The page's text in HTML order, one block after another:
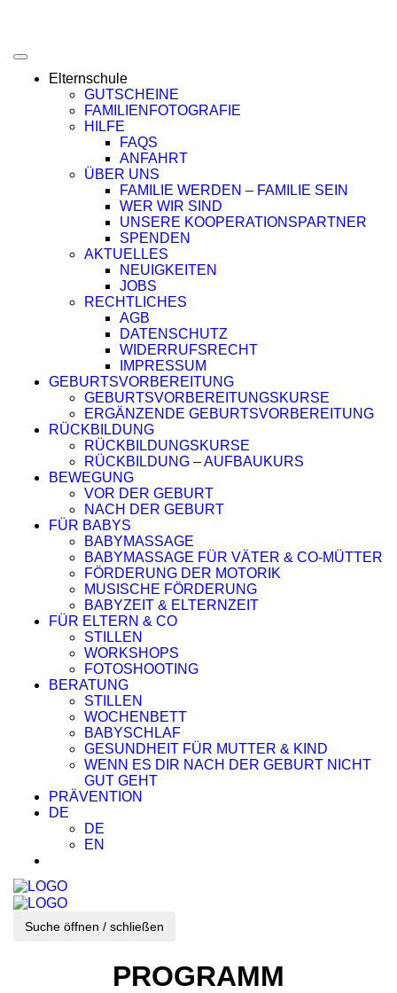
Elternschule
GUTSCHEINE
FAMILIENFOTOGRAFIE
HILFE
FAQS
ANFAHRT
ÜBER UNS
FAMILIE WERDEN – FAMILIE SEIN
WER WIR SIND
UNSERE KOOPERATIONSPARTNER
SPENDEN
AKTUELLES
NEUIGKEITEN
JOBS
RECHTLICHES
AGB
DATENSCHUTZ
WIDERRUFSRECHT
IMPRESSUM
GEBURTSVORBEREITUNG
GEBURTSVORBEREITUNGSKURSE
ERGÄNZENDE GEBURTSVORBEREITUNG
RÜCKBILDUNG
RÜCKBILDUNGSKURSE
RÜCKBILDUNG – AUFBAUKURS
BEWEGUNG
VOR DER GEBURT
NACH DER GEBURT
FÜR BABYS
BABYMASSAGE
BABYMASSAGE FÜR VÄTER & CO-MÜTTER
FÖRDERUNG DER MOTORIK
MUSISCHE FÖRDERUNG
BABYZEIT & ELTERNZEIT
FÜR ELTERN & CO
STILLEN
WORKSHOPS
FOTOSHOOTING
BERATUNG
STILLEN
WOCHENBETT
BABYSCHLAF
GESUNDHEIT FÜR MUTTER & KIND
WENN ES DIR NACH DER GEBURT NICHT
GUT GEHT
PRÄVENTION
DE
DE
EN
Suche öffnen / schließen
PROGRAMM